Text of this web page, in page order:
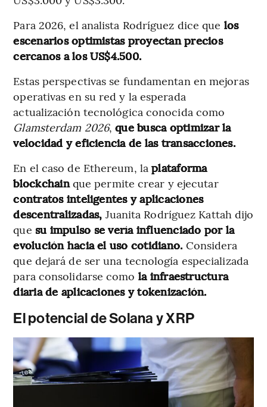
Para 2026, el analista Rodríguez dice que los
escenarios optimistas proyectan precios
cercanos a los US$4.500.
Estas perspectivas se fundamentan en mejoras
operativas en su red y la esperada
actualización tecnológica conocida como
Glamsterdam 2026,que busca optimizar la
velocidad y eficiencia de las transacciones.
En el caso de Ethereum, laplataforma
blockchainque permite crear y ejecutar
contratos inteligentes y aplicaciones
descentralizadas, Juanita Rodríguez Kattah dijo
que su impulso se vería influenciado por la
evolución hacia el uso cotidiano. Considera
que dejará de ser una tecnología especializada
para consolidarse como la infraestructura
diaria de aplicaciones y tokenización.
El potencial de Solana y XRP